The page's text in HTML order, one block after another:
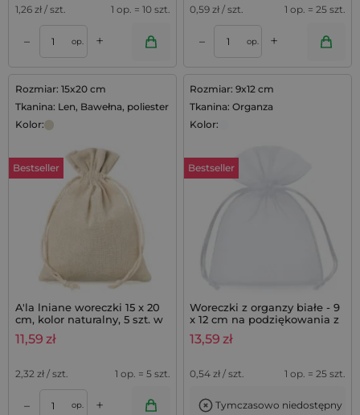
1,26 zł / szt. 1 op. = 10 szt.
– op. +
0,59 zł / szt. 1 op. = 25 szt.
– op. +
Rozmiar: 15x20 cm
Tkanina: Len, Bawełna, poliester
Kolor:
Bestseller
A'la lniane woreczki 15 x 20
cm, kolor naturalny, 5 szt. w
opakowaniu
11,59 zł
2,32 zł / szt. 1 op. = 5 szt.
– op. +
Rozmiar: 9x12 cm
Tkanina: Organza
Kolor:
Bestseller
Woreczki z organzy białe - 9
x 12 cm na podziękowania z
lawendą - 25 szt.
13,59 zł
0,54 zł / szt. 1 op. = 25 szt.
Tymczasowo niedostępny